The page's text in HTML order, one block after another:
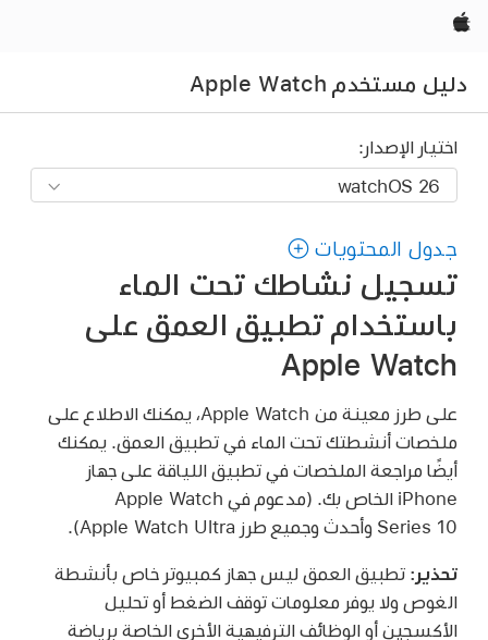
Apple‏
دليل مستخدم Apple Watch
اختيار الإصدار:
جدول المحتويات
تسجيل نشاطك تحت الماء
باستخدام تطبيق العمق على
Apple Watch
على طرز معينة من Apple Watch، يمكنك الاطلاع على
ملخصات أنشطتك تحت الماء في تطبيق العمق. يمكنك
أيضًا مراجعة الملخصات في تطبيق اللياقة على جهاز
iPhone الخاص بك. (مدعوم في Apple Watch
Series 10 وأحدث وجميع طرز Apple Watch Ultra).
تحذير: تطبيق العمق ليس جهاز كمبيوتر خاص بأنشطة
الغوص ولا يوفر معلومات توقف الضغط أو تحليل
الأكسجين أو الوظائف الترفيهية الأخرى الخاصة برياضة